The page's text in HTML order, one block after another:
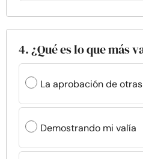
4. ¿Qué es lo que más
La aprobación de
Demostrando mi valía